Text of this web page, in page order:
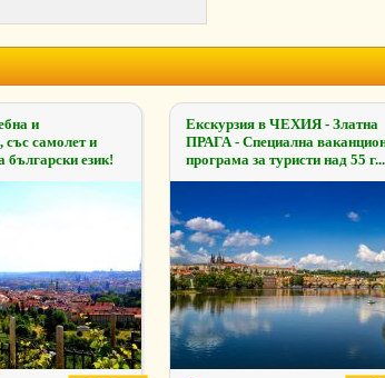
и
със самолет и
български език!
Екскурзия в ЧЕХИЯ - Златна
ПРАГА - Специална
програма за туристи над 55 г...